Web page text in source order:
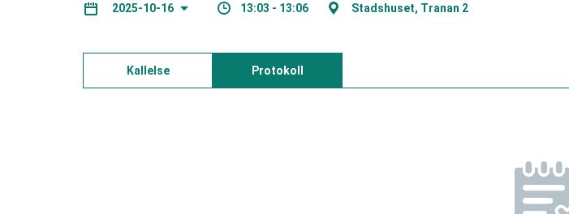
2025-10-16 13:03 - 13:06 Stadshuset, Tranan 2
Kallelse Protokoll